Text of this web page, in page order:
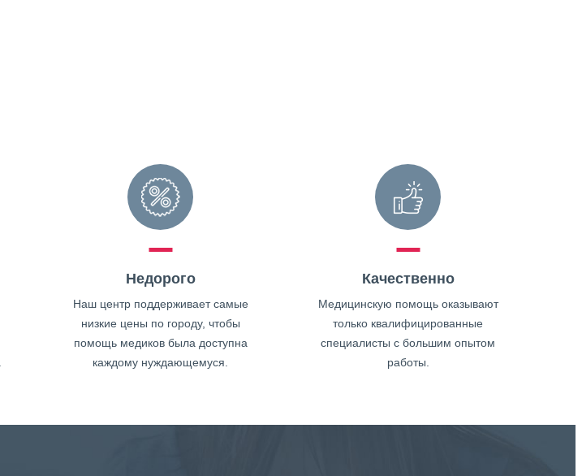
Недорого
Наш центр поддерживает самые
низкие цены по городу, чтобы
помощь медиков была доступна
каждому нуждающемуся.
Качественно
Медицинскую помощь оказывают
только квалифицированные
специалисты с большим опытом
работы.